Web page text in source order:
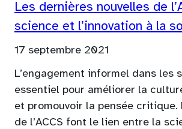
Les dernières nouvelles de
science et l’innovation à la
17 septembre 2021
L’engagement informel dans les
essentiel pour améliorer la
et promouvoir la pensée critique.
de l’ACCS font le lien entre la